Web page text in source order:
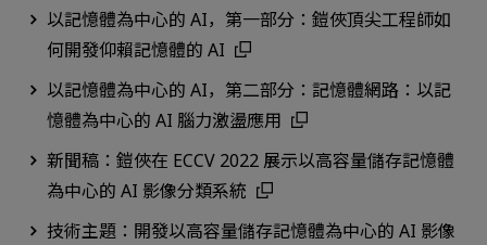
以記憶體為中心的 AI，第一部分：鎧俠頂尖工程師如
何開發仰賴記憶體的 AI
以記憶體為中心的 AI，第二部分：記憶體網路：以記
憶體為中心的 AI 腦力激盪應用
新聞稿：鎧俠在 ECCV 2022 展示以高容量儲存記憶體
為中心的 AI 影像分類系統
技術主題：開發以高容量儲存記憶體為中心的 AI 影像